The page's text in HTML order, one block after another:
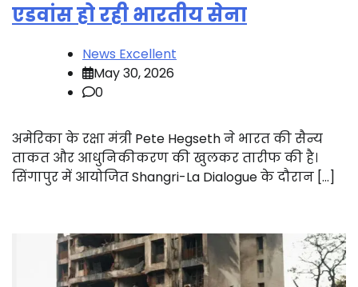
एडवांस हो रही भारतीय सेना
News Excellent
May 30, 2026
0
अमेरिका के रक्षा मंत्री Pete Hegseth ने भारत की सैन्य
ताकत और आधुनिकीकरण की खुलकर तारीफ की है।
सिंगापुर में आयोजित Shangri-La Dialogue के दौरान […]